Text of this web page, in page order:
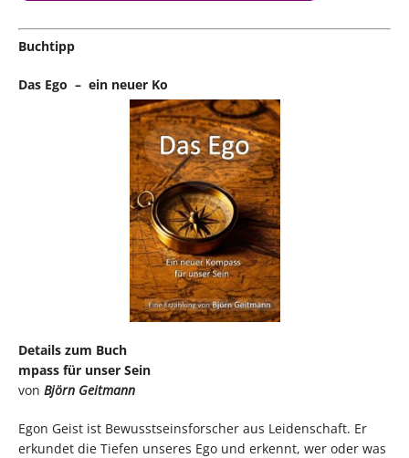
Buchtipp
Das Ego – ein neuer Ko
Details zum Buch
mpass für unser Sein
von Björn Geitmann
Egon Geist ist Bewusstseinsforscher aus Leidenschaft. Er
erkundet die Tiefen unseres Ego und erkennt, wer oder was